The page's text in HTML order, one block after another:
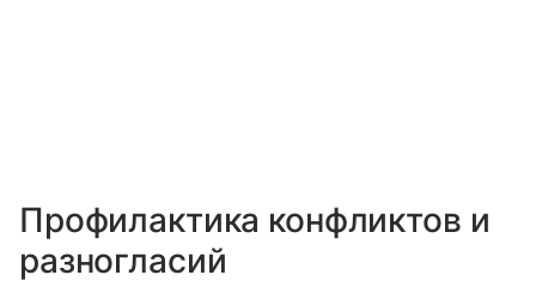
Профилактика конфликтов и
разногласий